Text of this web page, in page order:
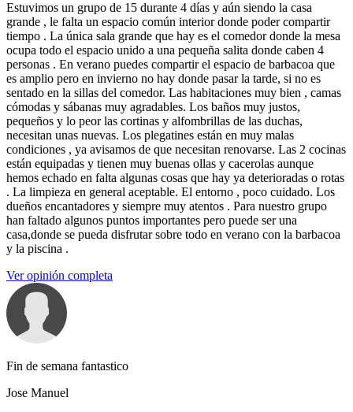
Estuvimos un grupo de 15 durante 4 días y aún siendo la casa
grande , le falta un espacio común interior donde poder compartir
tiempo . La única sala grande que hay es el comedor donde la mesa
ocupa todo el espacio unido a una pequeña salita donde caben 4
personas . En verano puedes compartir el espacio de barbacoa que
es amplio pero en invierno no hay donde pasar la tarde, si no es
sentado en la sillas del comedor. Las habitaciones muy bien , camas
cómodas y sábanas muy agradables. Los baños muy justos,
pequeños y lo peor las cortinas y alfombrillas de las duchas,
necesitan unas nuevas. Los plegatines están en muy malas
condiciones , ya avisamos de que necesitan renovarse. Las 2 cocinas
están equipadas y tienen muy buenas ollas y cacerolas aunque
hemos echado en falta algunas cosas que hay ya deterioradas o rotas
. La limpieza en general aceptable. El entorno , poco cuidado. Los
dueños encantadores y siempre muy atentos . Para nuestro grupo
han faltado algunos puntos importantes pero puede ser una
casa,donde se pueda disfrutar sobre todo en verano con la barbacoa
y la piscina .
Ver opinión completa
Fin de semana fantastico
Jose Manuel